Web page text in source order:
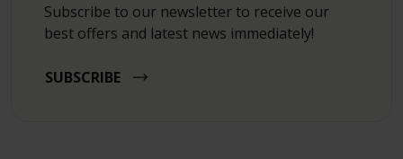
Subscribe to our newsletter to receive our
best offers and latest news immediately!
SUBSCRIBE